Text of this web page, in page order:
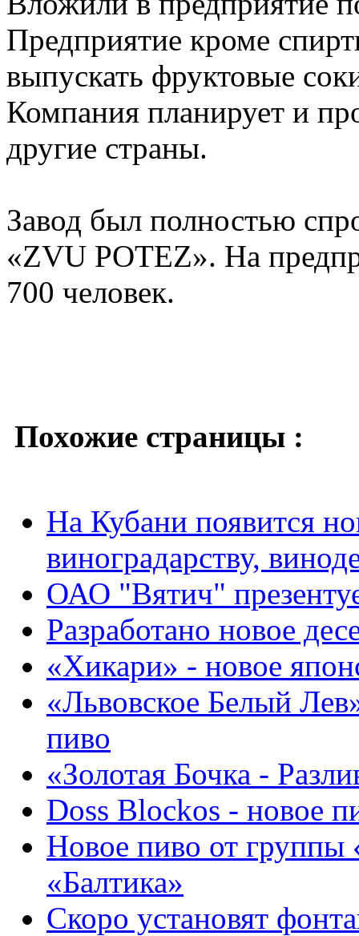
Предприятие кроме
выпускать фруктовые
Компания планирует и
другие страны.
Завод был полностью
«ZVU POTEZ». На
700 человек.
Похожие страницы :
На Кубани появится
виноградарству,
ОАО "Вятич"
Разработано новое
«Хикари» - новое
«Львовское Белый
пиво
«Золотая Бочка -
Doss Blockos - новое
Новое пиво от группы
«Балтика»
Скоро установят